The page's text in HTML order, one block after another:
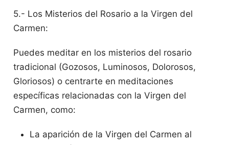
5.- Los Misterios del Rosario a la Virgen del
Carmen:
Puedes meditar en los misterios del rosario
tradicional (Gozosos, Luminosos, Dolorosos,
Gloriosos) o centrarte en meditaciones
específicas relacionadas con la Virgen del
Carmen, como:
La aparición de la Virgen del Carmen al